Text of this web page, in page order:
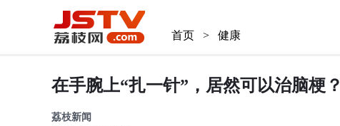
首页 > 健康
在手腕上“扎一针”，居然可以治脑梗？
荔枝新闻